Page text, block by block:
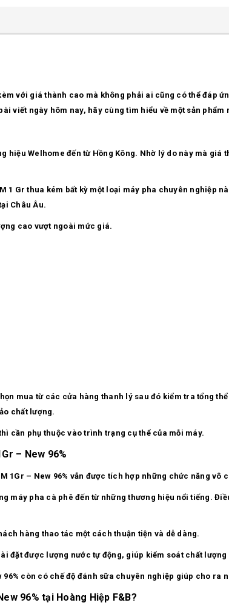
với giá thành cao mà không phải ai cũng có thể đáp
viết ngày hôm nay, hãy cùng tìm hiểu về một sản phẩm
hiệu Welhome đến từ Hồng Kông. Nhờ lý do này mà
1 Gr thua kém bất kỳ một loại máy pha chuyên nghiệp
Châu Âu.
cao vượt ngoài mức giá.
mua từ các cửa hàng thanh lý sau đó kiểm tra tổng
chất lượng.
cần phụ thuộc vào trình trạng cụ thể của mỗi máy.
– New 96%
1Gr – New 96% vẫn được tích hợp những chức năng vô
máy pha cà phê đến từ những thương hiệu nổi tiếng.
hàng thao tác một cách thuận tiện và dễ dàng.
đặt được lượng nước tự động, giúp kiểm soát chất lượng
còn có chế độ đánh sữa chuyên nghiệp giúp cho
96% tại Hoàng Hiệp F&B?